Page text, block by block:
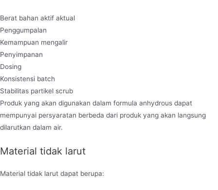
Berat bahan aktif aktual
Penggumpalan
Kemampuan mengalir
Penyimpanan
Dosing
Konsistensi batch
Stabilitas partikel scrub
Produk yang akan digunakan dalam formula anhydrous dapat
mempunyai persyaratan berbeda dari produk yang akan langsung
dilarutkan dalam air.
Material tidak larut
Material tidak larut dapat berupa: